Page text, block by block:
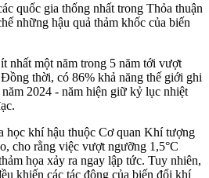
quốc gia thống nhất trong Thỏa thuận
những hậu quả thảm khốc của biến
nhất một năm trong 5 năm tới vượt
thời, có 86% khả năng thế giới ghi
2024 - năm hiện giữ kỷ lục nhiệt
học khí hậu thuộc Cơ quan Khí tượng
cho rằng việc vượt ngưỡng 1,5°C
họa xảy ra ngay lập tức. Tuy nhiên,
khiến các tác động của biến đổi khí